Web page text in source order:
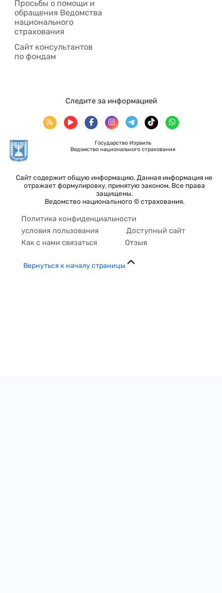
Просьбы о помощи и
обращения Ведомства
национального
страхования
Сайт консультантов
по фондам
Государство Израиль
Ведомство национального страхования
Сайт содержит общую информацию. Данная информация не
отражает формулировку, принятую законом. Все права
защищены.
Ведомство национального © страхования.
Следите за информацией
Политика конфиденциальности
условия пользования
Доступный сайт
Как с нами связаться
Отзыв
Вернуться к началу страницы